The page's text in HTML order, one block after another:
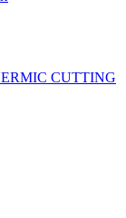
CUTTING